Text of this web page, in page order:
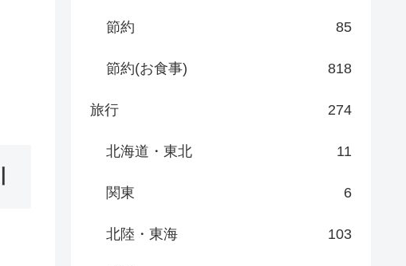
節約 85
節約(お食事) 818
旅行 274
北海道・東北 11
関東 6
北陸・東海 103